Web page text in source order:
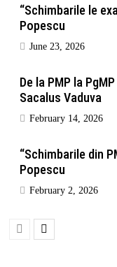
“Schimbarile le
Popescu
June 23, 2026
De la PMP la
Sacalus Vaduva
February 14, 2026
“Schimbarile din
Popescu
February 2, 2026